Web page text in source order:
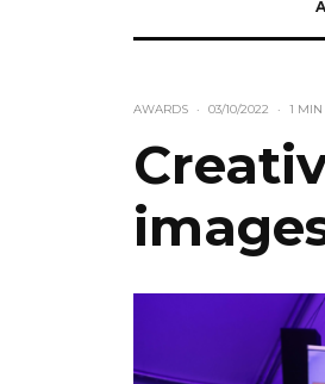
AWARDS · 03/10/2022 · 1 MIN